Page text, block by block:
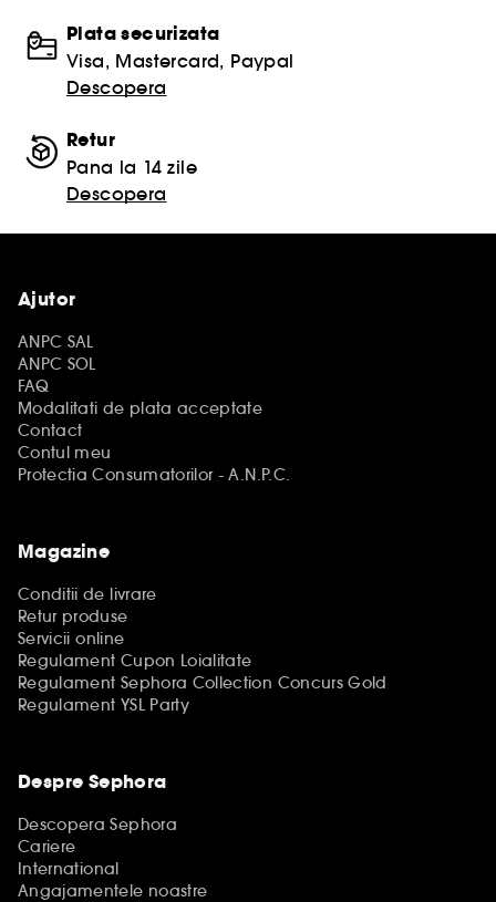
Plata securizata
Visa, Mastercard, Paypal
Descopera
Retur
Pana la 14 zile
Descopera
Ajutor
ANPC SAL
ANPC SOL
FAQ
Modalitati de plata acceptate
Contact
Contul meu
Protectia Consumatorilor - A.N.P.C.
Magazine
Conditii de livrare
Retur produse
Servicii online
Regulament Cupon Loialitate
Regulament Sephora Collection Concurs Gold
Regulament YSL Party
Despre Sephora
Descopera Sephora
Cariere
International
Angajamentele noastre